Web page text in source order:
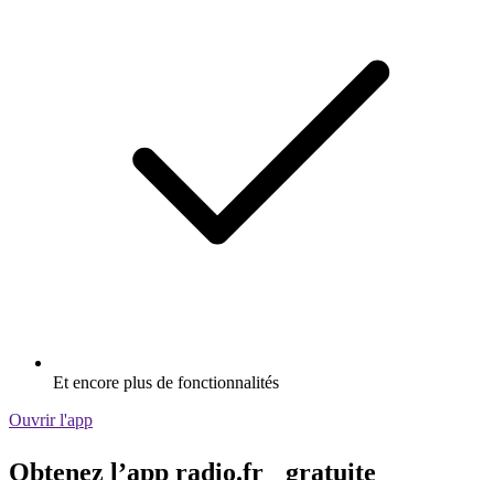
Et encore plus de fonctionnalités
Ouvrir l'app
Obtenez l’app radio.fr gratuite